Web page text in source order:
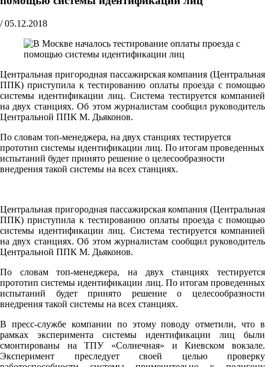
/ 05.12.2018
Центральная пригородная пассажирская компания (Центральная
ППК) приступила к тестированию оплаты проезда с помощью
системы идентификации лиц. Система тестируется компанией
на двух станциях. Об этом журналистам сообщил руководитель
Центральной ППК М. Дьяконов.
По словам топ-менеджера, на двух станциях тестируется
прототип системы идентификации лиц. По итогам проведенных
испытаний будет принято решение о целесообразности
внедрения такой системы на всех станциях.
Центральная пригородная пассажирская компания (Центральная
ППК) приступила к тестированию оплаты проезда с помощью
системы идентификации лиц. Система тестируется компанией
на двух станциях. Об этом журналистам сообщил руководитель
Центральной ППК М. Дьяконов.
По словам топ-менеджера, на двух станциях тестируется
прототип системы идентификации лиц. По итогам проведенных
испытаний будет принято решение о целесообразности
внедрения такой системы на всех станциях.
В пресс-службе компании по этому поводу отметили, что в
рамках эксперимента системы идентификации лиц были
смонтированы на ТПУ «Солнечная» и Киевском вокзале.
Эксперимент преследует своей целью проверку